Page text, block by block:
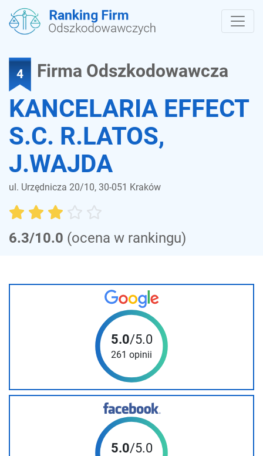
4 Firma Odszkodowawcza
KANCELARIA EFFECT
S.C. R.LATOS,
J.WAJDA
ul. Urzędnicza 20/10, 30-051 Kraków
6.3/10.0 (ocena w rankingu)
5.0/5.0
261 opinii
5.0/5.0